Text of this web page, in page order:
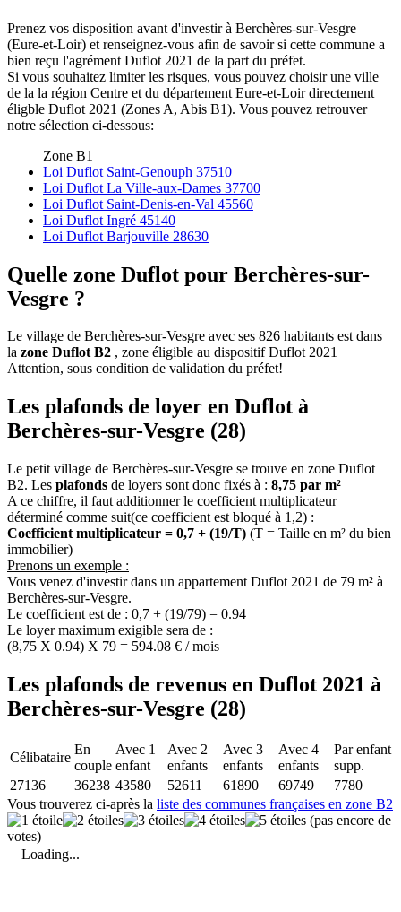
Prenez vos disposition avant d'investir à Berchères-sur-Vesgre
(Eure-et-Loir) et renseignez-vous afin de savoir si cette commune a
bien reçu l'agrément Duflot 2021 de la part du préfet.
Si vous souhaitez limiter les risques, vous pouvez choisir une ville
de la la région Centre et du département Eure-et-Loir directement
éligble Duflot 2021 (Zones A, Abis B1). Vous pouvez retrouver
notre sélection ci-dessous:
Zone B1
Loi Duflot Saint-Genouph 37510
Loi Duflot La Ville-aux-Dames 37700
Loi Duflot Saint-Denis-en-Val 45560
Loi Duflot Ingré 45140
Loi Duflot Barjouville 28630
Quelle zone Duflot pour Berchères-sur-
Vesgre ?
Le village de Berchères-sur-Vesgre avec ses 826 habitants est dans
la zone Duflot B2 , zone éligible au dispositif Duflot 2021
Attention, sous condition de validation du préfet!
Les plafonds de loyer en Duflot à
Berchères-sur-Vesgre (28)
Le petit village de Berchères-sur-Vesgre se trouve en zone Duflot
B2. Les plafonds de loyers sont donc fixés à : 8,75 par m²
A ce chiffre, il faut additionner le coefficient multiplicateur
déterminé comme suit(ce coefficient est bloqué à 1,2) :
Coefficient multiplicateur = 0,7 + (19/T) (T = Taille en m² du bien
immobilier)
Prenons un exemple :
Vous venez d'investir dans un appartement Duflot 2021 de 79 m² à
Berchères-sur-Vesgre.
Le coefficient est de : 0,7 + (19/79) = 0.94
Le loyer maximum exigible sera de :
(8,75 X 0.94) X 79 = 594.08 € / mois
Les plafonds de revenus en Duflot 2021 à
Berchères-sur-Vesgre (28)
Célibataire
En
couple
Avec 1
enfant
Avec 2
enfants
Avec 3
enfants
Avec 4
enfants
Par enfant
supp.
27136
36238 43580 52611 61890 69749
7780
Vous trouverez ci-après la liste des communes françaises en zone B2
(pas encore de
votes)
Loading...